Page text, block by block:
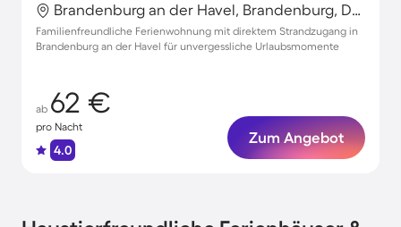
Brandenburg an der Havel, Brandenburg, Deutschland
Familienfreundliche Ferienwohnung mit direktem Strandzugang in
Brandenburg an der Havel für unvergessliche Urlaubsmomente
ab 62 €
pro Nacht
4.0
Zum Angebot